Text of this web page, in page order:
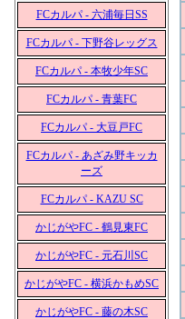
FCカルパ - 六浦毎日SS
FCカルパ - 下野谷レッグス
FCカルパ - 本牧少年SC
FCカルパ - 青葉FC
FCカルパ - 大豆戸FC
FCカルパ - あざみ野キッカ
ーズ
FCカルパ - KAZU SC
かじがやFC - 鶴見東FC
かじがやFC - 元石川SC
かじがやFC - 横浜かもめSC
かじがやFC - 藤の木SC